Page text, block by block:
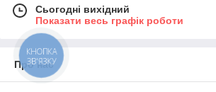
Сьогодні вихідний
Показати весь графік роботи
Про нас
КНОПКА
ЗВ'ЯЗКУ